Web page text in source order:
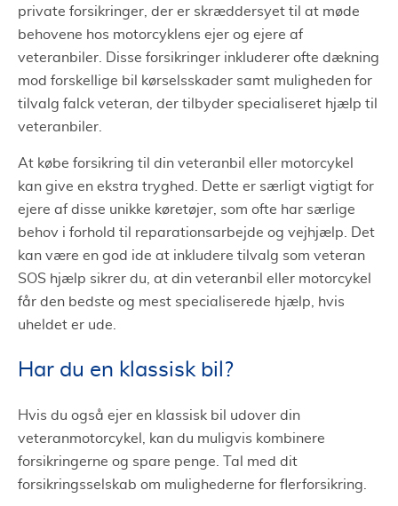
private forsikringer, der er skræddersyet til at møde
behovene hos motorcyklens ejer og ejere af
veteranbiler. Disse forsikringer inkluderer ofte dækning
mod forskellige bil kørselsskader samt muligheden for
tilvalg falck veteran, der tilbyder specialiseret hjælp til
veteranbiler.
At købe forsikring til din veteranbil eller motorcykel
kan give en ekstra tryghed. Dette er særligt vigtigt for
ejere af disse unikke køretøjer, som ofte har særlige
behov i forhold til reparationsarbejde og vejhjælp. Det
kan være en god ide at inkludere tilvalg som veteran
SOS hjælp sikrer du, at din veteranbil eller motorcykel
får den bedste og mest specialiserede hjælp, hvis
uheldet er ude.
Har du en klassisk bil?
Hvis du også ejer en klassisk bil udover din
veteranmotorcykel, kan du muligvis kombinere
forsikringerne og spare penge. Tal med dit
forsikringsselskab om mulighederne for flerforsikring.